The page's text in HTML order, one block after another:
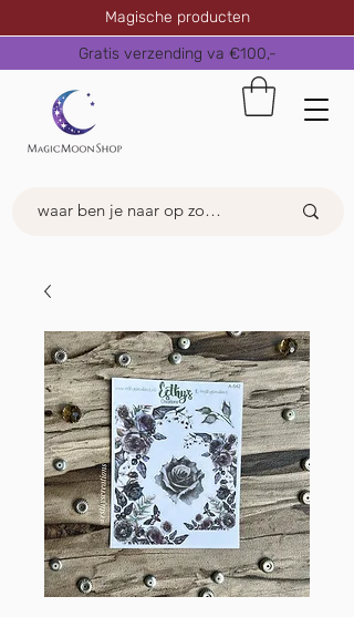
Magische producten
Gratis verzending va €100,-